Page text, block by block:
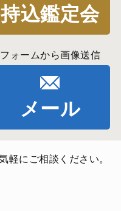
持込鑑定会
フォームから画像送信
メール
軽にご相談ください。